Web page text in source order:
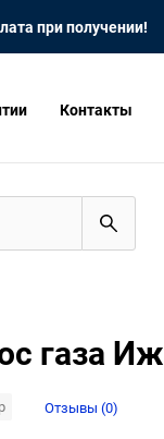
при получении!
Контакты
газа Иж
Отзывы (0)